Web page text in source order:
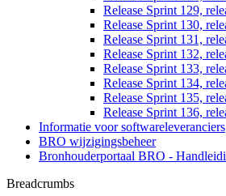
Release Sprint 129,
Release Sprint 130,
Release Sprint 131,
Release Sprint 132,
Release Sprint 133,
Release Sprint 134,
Release Sprint 135,
Release Sprint 136,
Informatie voor softwareleveranciers
BRO wijzigingsbeheer
Bronhouderportaal BRO -
Breadcrumbs